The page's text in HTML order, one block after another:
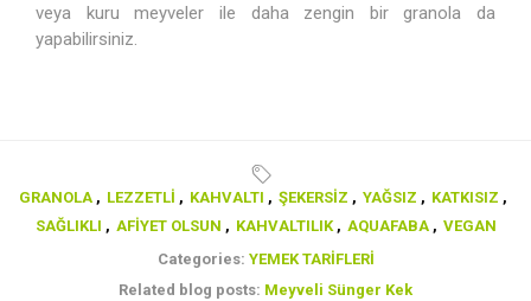
veya kuru meyveler ile daha zengin bir granola da
yapabilirsiniz.
GRANOLA , LEZZETLI , KAHVALTI , ŞEKERSIZ , YAĞSIZ , KATKISIZ ,
SAĞLIKLI , AFIYET OLSUN , KAHVALTILIK , AQUAFABA , VEGAN
Categories: YEMEK TARIFLERI
Related blog posts: Meyveli Sünger Kek